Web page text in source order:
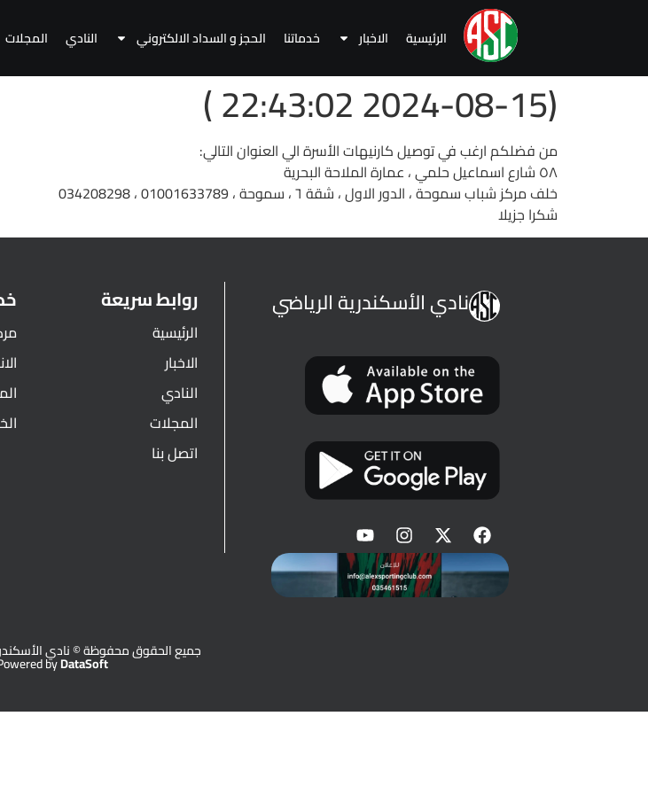
الرئيسية الاخبار خدماتنا الحجز و السداد الالكتروني النادي المجلات
(2024-08-15 22:43:02 )
من فضلكم ارغب في توصيل كارنيهات الأسرة الي العنوان التالي:
٥٨ شارع اسماعيل حلمي ، عمارة الملاحة البحرية
خلف مركز شباب سموحة ، الدور الاول ، شقة ٦ ، سموحة ، 01001633789 ، 034208298
شكرا جزيلا
نادي الأسكندرية الرياضي روابط سريعة
الرئيسية
الاخبار
النادي
المجلات
اتصل بنا
جميع الحقوق محفوظة © نادي الأسكندرية
byDataSoft